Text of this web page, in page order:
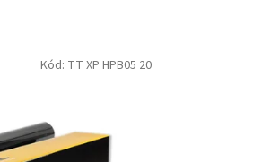
Kód: TT XP HPB05 20